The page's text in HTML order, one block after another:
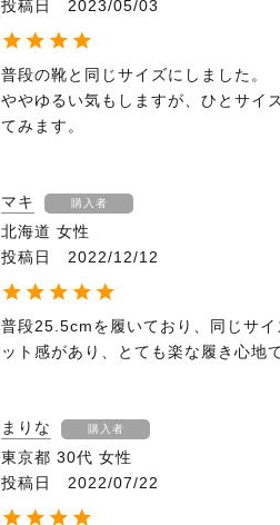
投稿日
2023/05/03
普段の靴と同じサイズにしました。
ややゆるい気もしますが、ひとサイ
てみます。
マキ 購入者
北海道 女性
投稿日
2022/12/12
普段25.5cmを履いており、同じサ
ット感があり、とても楽な履き心地
まりな 購入者
東京都 30代 女性
投稿日
2022/07/22